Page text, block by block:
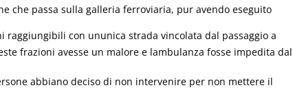
che passa sulla galleria ferroviaria, pur avendo eseguito
con ununica strada vincolata dal passaggio a
frazioni avesse un malore e lambulanza fosse impedita dal
abbiano deciso di non intervenire per non mettere il